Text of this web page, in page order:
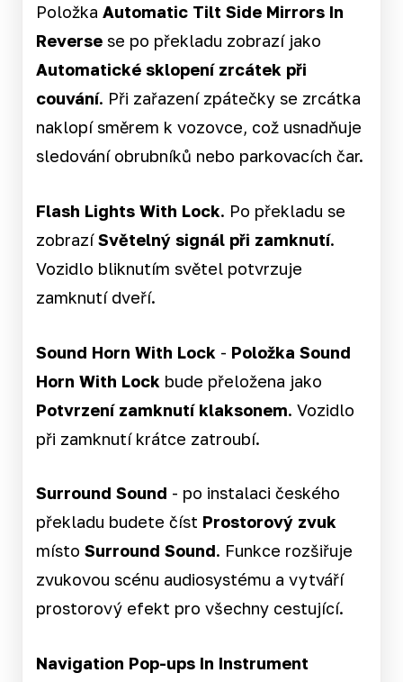
Položka Automatic Tilt Side Mirrors In
Reverse se po překladu zobrazí jako
Automatické sklopení zrcátek při
couvání. Při zařazení zpátečky se zrcátka
naklopí směrem k vozovce, což usnadňuje
sledování obrubníků nebo parkovacích čar.
Flash Lights With Lock. Po překladu se
zobrazíSvětelný signál při zamknutí.
Vozidlo bliknutím světel potvrzuje
zamknutí dveří.
Sound Horn With Lock - Položka Sound
Horn With Lock bude přeložena jako
Potvrzení zamknutí klaksonem. Vozidlo
při zamknutí krátce zatroubí.
Surround Sound - po instalaci českého
překladu budete číst Prostorový zvuk
místo Surround Sound. Funkce rozšiřuje
zvukovou scénu audiosystému a vytváří
prostorový efekt pro všechny cestující.
Navigation Pop-ups In Instrument